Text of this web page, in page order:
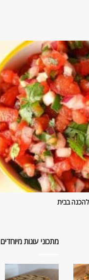
להכנה בבית
מתכוני עוגות מיוחדים